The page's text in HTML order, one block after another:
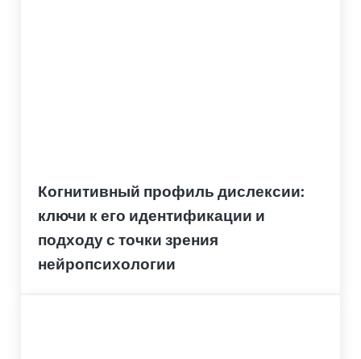
Когнитивный профиль дислексии:
ключи к его идентификации и
подходу с точки зрения
нейропсихологии